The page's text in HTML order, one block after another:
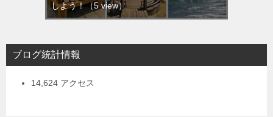
しよう！（5 view）
ブログ統計情報
14,624 アクセス